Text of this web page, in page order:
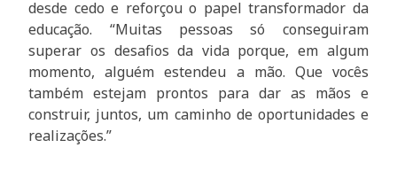
desde cedo e reforçou o papel transformador da
educação. “Muitas pessoas só conseguiram
superar os desafios da vida porque, em algum
momento, alguém estendeu a mão. Que vocês
também estejam prontos para dar as mãos e
construir, juntos, um caminho de oportunidades e
realizações.”